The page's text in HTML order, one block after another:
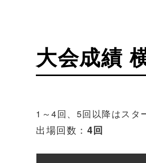
大会成績
1～4回、5回以降はスタ
出場回数： 4回